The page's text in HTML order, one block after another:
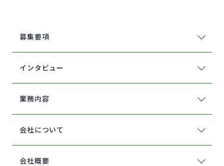
募集要項
インタビュー
業務内容
会社について
会社概要